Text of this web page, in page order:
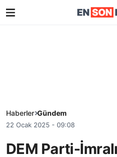
Haberler Gündem
22 Ocak 2025 - 09:08
DEM Parti-